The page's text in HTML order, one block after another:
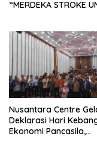
“MERDEKA STROKE
Nusantara Centre
Deklarasi Hari
Ekonomi Pancasila,